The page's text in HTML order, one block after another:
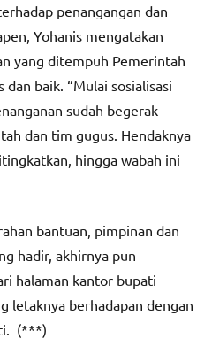
penangangan dan
Yohanis mengatakan
yang ditempuh Pemerintah
baik. “Mulai sosialisasi
sudah begerak
dan tim gugus. Hendaknya
hingga wabah ini
bantuan, pimpinan dan
hadir, akhirnya pun
halaman kantor bupati
letaknya berhadapan dengan
(***)